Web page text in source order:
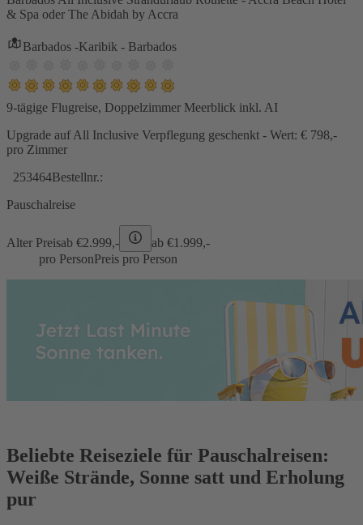
& Spa oder The Abidah by Accra
Barbados -Karibik - Barbados
9-tägige Flugreise, Doppelzimmer Meerblick inkl. AI
Upgrade auf All Inclusive Verpflegung geschenkt - Wert: € 798,-
pro Zimmer
253464Bestellnr.:
Pauschalreise
Alter Preisab €2.999,- ab €1.999,-
pro PersonPreis pro Person
Beliebte Reiseziele für Pauschalreisen:
Weiße Strände, Sonne satt und Erholung
pur